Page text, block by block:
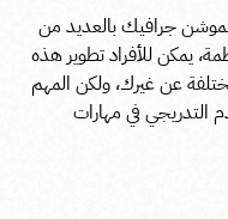
جرافيك بالعديد من
يمكن للأفراد تطوير هذه
عن غيرك، ولكن المهم
التدريجي في مهارات